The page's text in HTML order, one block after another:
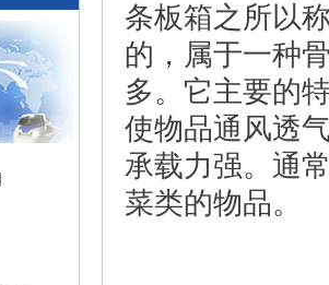
条板箱之所以
的，属于一种
多。它主要的
使物品通风透
承载力强。通
菜类的物品。